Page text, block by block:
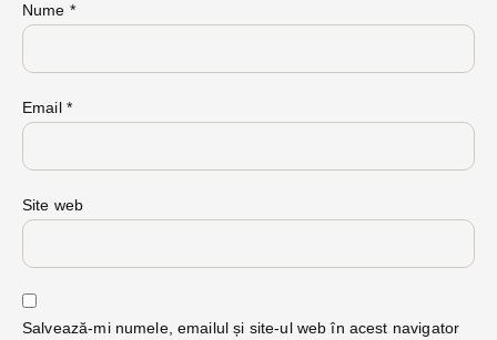
Nume *
Email *
Site web
Salvează-mi numele, emailul și site-ul web în acest navigator